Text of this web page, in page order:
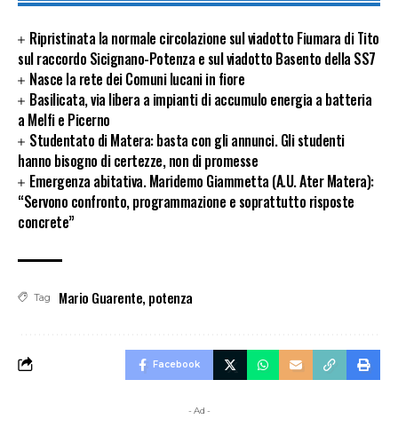
Ripristinata la normale circolazione sul viadotto Fiumara di Tito
sul raccordo Sicignano-Potenza e sul viadotto Basento della SS7
Nasce la rete dei Comuni lucani in fiore
Basilicata, via libera a impianti di accumulo energia a batteria
a Melfi e Picerno
Studentato di Matera: basta con gli annunci. Gli studenti
hanno bisogno di certezze, non di promesse
Emergenza abitativa. Maridemo Giammetta (A.U. Ater Matera):
“Servono confronto, programmazione e soprattutto risposte
concrete”
Tag Mario Guarente, potenza
Facebook
- Ad -